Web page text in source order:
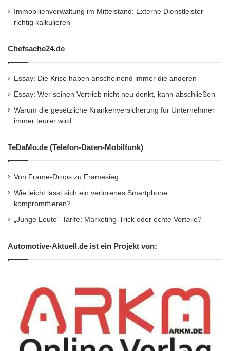
Kraftfahrzeug
Immobilienverwaltung im Mittelstand: Externe Dienstleister
richtig kalkulieren
Chefsache24.de
Essay: Die Krise haben anscheinend immer die anderen
Essay: Wer seinen Vertrieb nicht neu denkt, kann abschließen
Warum die gesetzliche Krankenversicherung für Unternehmer
immer teurer wird
TeDaMo.de (Telefon-Daten-Mobilfunk)
Von Frame-Drops zu Framesieg:
Wie leicht lässt sich ein verlorenes Smartphone
kompromittieren?
„Junge Leute“-Tarife: Marketing-Trick oder echte Vorteile?
Automotive-Aktuell.de ist ein Projekt von: